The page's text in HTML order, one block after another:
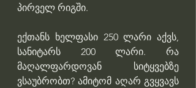
პირველ რიგში.
ექთანს ხელფასი 250 ლარი აქვს,
სანიტარს 200 ლარი. რა
მაღალფარდოვან სიტყვებზე
ვსაუბრობთ? ამიტომ აღარ გვყვავს